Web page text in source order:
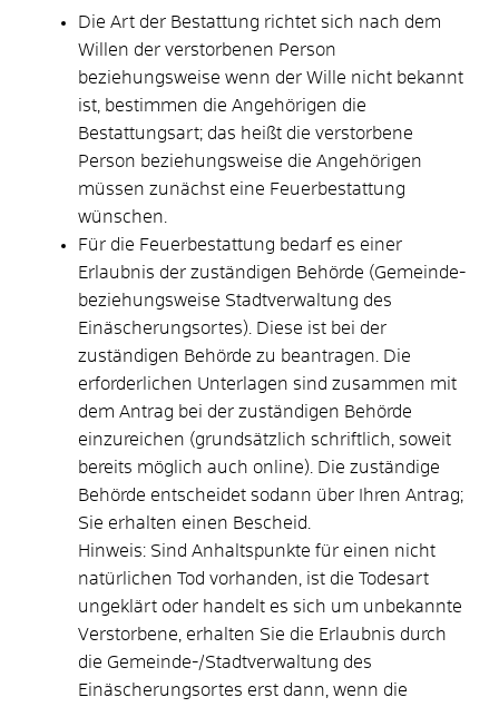
Die Art der Bestattung richtet sich nach dem
Willen der verstorbenen Person
beziehungsweise wenn der Wille nicht bekannt
ist, bestimmen die Angehörigen die
Bestattungsart; das heißt die verstorbene
Person beziehungsweise die Angehörigen
müssen zunächst eine Feuerbestattung
wünschen.
Für die Feuerbestattung bedarf es einer
Erlaubnis der zuständigen Behörde (Gemeinde-
beziehungsweise Stadtverwaltung des
Einäscherungsortes). Diese ist bei der
zuständigen Behörde zu beantragen. Die
erforderlichen Unterlagen sind zusammen mit
dem Antrag bei der zuständigen Behörde
einzureichen (grundsätzlich schriftlich, soweit
bereits möglich auch online). Die zuständige
Behörde entscheidet sodann über Ihren Antrag;
Sie erhalten einen Bescheid.
Hinweis: Sind Anhaltspunkte für einen nicht
natürlichen Tod vorhanden, ist die Todesart
ungeklärt oder handelt es sich um unbekannte
Verstorbene, erhalten Sie die Erlaubnis durch
die Gemeinde-/Stadtverwaltung des
Einäscherungsortes erst dann, wenn die